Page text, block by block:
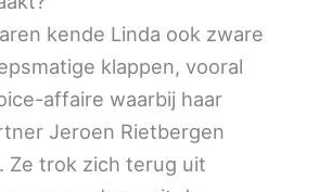
kende Linda ook zware
klappen, vooral
affaire waarbij haar
Jeroen Rietbergen
Ze trok zich terug uit